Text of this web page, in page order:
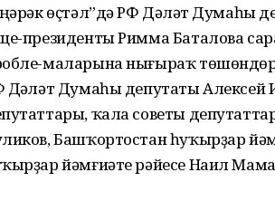
өҫтәл”дә РФ Дәүләт
президенты Римма Баталова
маларына нығыраҡ
Дәүләт Думаһы депутаты
ҡала советы
Башҡортостан һуҡырҙар
йәмғиәте рәйесе Наил